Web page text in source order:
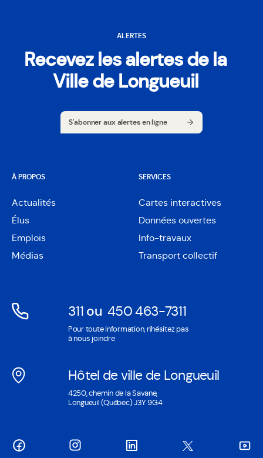
ALERTES
Recevez les alertes de la
Ville de Longueuil
S'abonner aux alertes en ligne
À PROPOS
Actualités
Élus
Emplois
Médias
SERVICES
Cartes interactives
Ouvre
dans
une
nouvelle
Données ouvertes
Ouvre
dans
une
Info-travaux
Transport collectif
311Ouvre
dans
fenêtre
ou 450 463-7311
Ouvre
dans
fenêtre
Pour toute information, n'hésitez pas
à nous joindre
Hôtel de ville de Longueuil
Ouvre
dans
4250, chemin de la Savane,
Longueuil (Québec) J3Y 9G4